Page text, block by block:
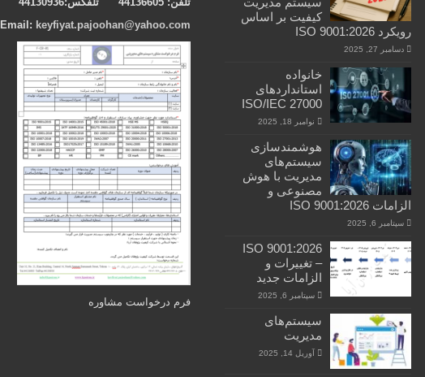
کیفیت بر اساس
رویکرد ISO 9001:2026
دسامبر 27, 2025
خانواده
استانداردهای
ISO/IEC 27000
نوامبر 18, 2025
هوشمندسازی
سیستم‌های
مدیریت با هوش
مصنوعی و
الزامات ISO 9001:2026
سپتامبر 6, 2025
ISO 9001:2026
– تغییرات و
الزامات جدید
سپتامبر 6, 2025
سیستم‌های
مدیریت
آوریل 14, 2025
Email: keyfiyat.pajoohan@yahoo.com
فرم درخواست مشاوره